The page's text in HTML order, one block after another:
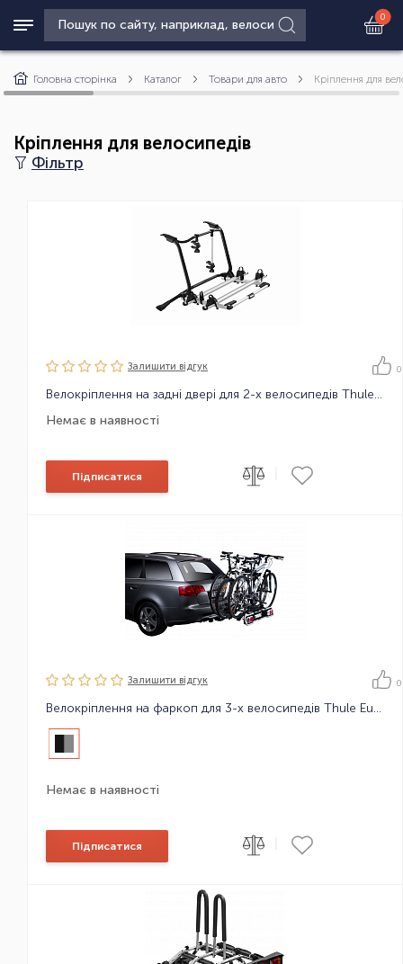
0
Головна сторінка Каталог Товари для авто Кріплення для
Кріплення для велосипедів
Фільтр
Залишити вiдгук 0
Велокріплення на задні двері для 2-х велосипедів Thule WanderWay 2bike Platform
Немає в наявності
Підписатися
Залишити вiдгук 0
Велокріплення на фаркоп для 3-х велосипедів Thule EuroRide 3 13-pin
Немає в наявності
Підписатися